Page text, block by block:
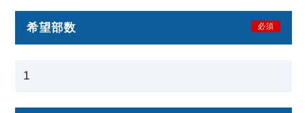
希望部数 必須